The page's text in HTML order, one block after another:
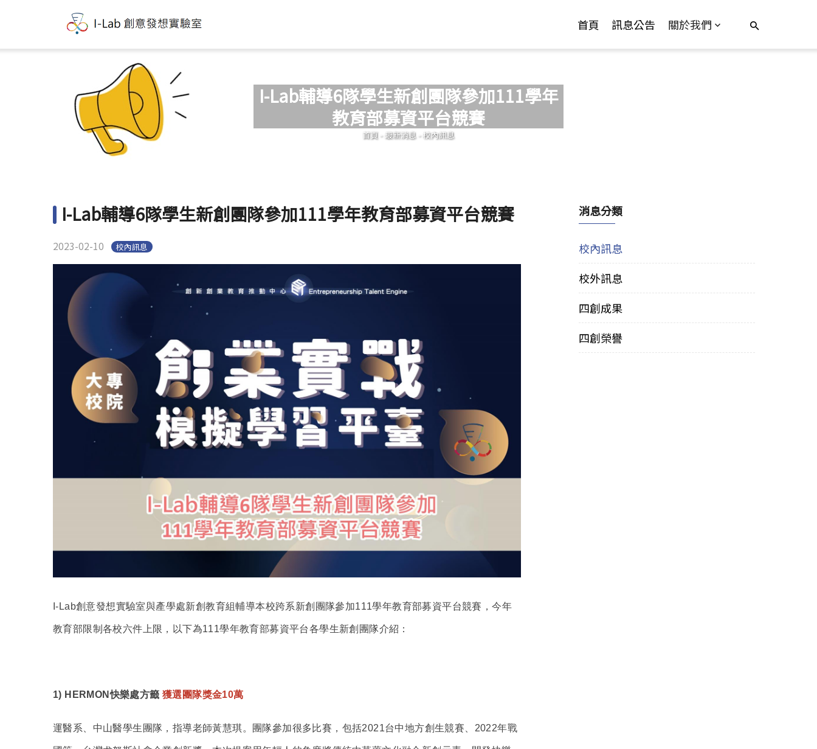
首頁 訊息公告 關於我們
I-Lab輔導6隊學生新創團隊參加111學年
教育部募資平台競賽
您在這裡
首頁 - 最新消息 -校內訊息
I-Lab輔導6隊學生新創團隊參加111學年教育部募資平台競賽
2023-02-10 校內訊息
I-Lab創意發想實驗室與產學處新創教育組輔導本校跨系新創團隊參加111學年教育部募資平台競賽 ，今年
教育部限制各校六件上限，以下為111學年教育部募資平台各學生新創團隊介紹：
1) HERMON快樂處方籤獲選團隊獎金10萬
運醫系、中山醫學生團隊，指導老師黃慧琪。團隊參加很多比賽，包括2021台中地方創生競賽、2022年戰
消息分類
校內訊息
校外訊息
四創成果
四創榮譽